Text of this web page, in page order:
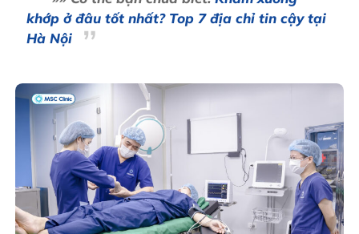
khớp ở đâu tốt nhất? Top 7 địa chỉ tin cậy tại
Hà Nội